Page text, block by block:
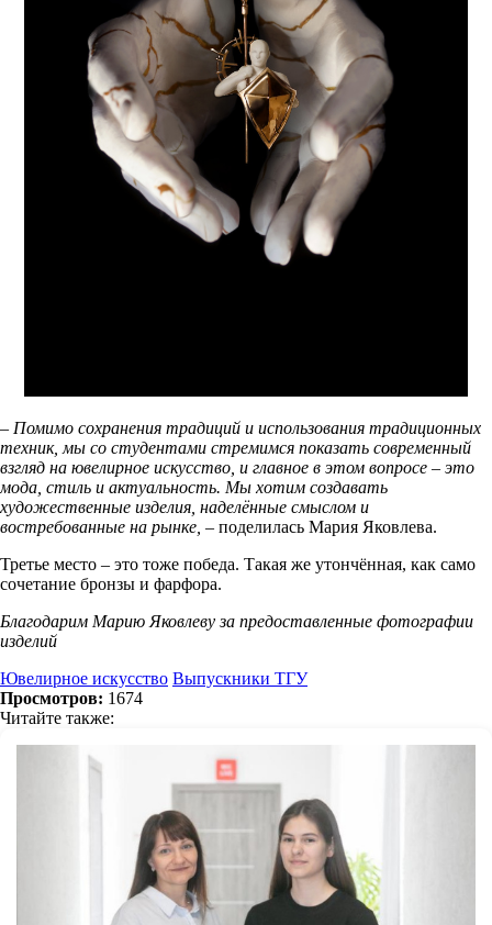
– Помимо сохранения традиций и использования традиционных
техник, мы со студентами стремимся показать современный
взгляд на ювелирное искусство, и главное в этом вопросе – это
мода, стиль и актуальность. Мы хотим создавать
художественные изделия, наделённые смыслом и
востребованные на рынке, – поделилась Мария Яковлева.
Третье место – это тоже победа. Такая же утончённая, как само
сочетание бронзы и фарфора.
Благодарим Марию Яковлеву за предоставленные фотографии
изделий
Ювелирное искусство Выпускники ТГУ
Просмотров: 1674
Читайте также: